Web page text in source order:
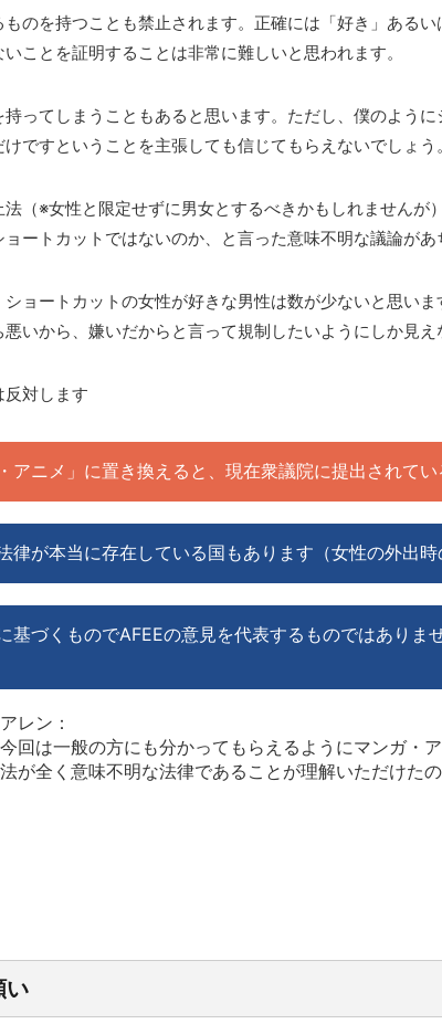
のを持つことも禁止されます。正確には「好き」ある
ことを証明することは非常に難しいと思われます。
ってしまうこともあると思います。ただし、僕のよう
ですということを主張しても信じてもらえないでしょう。
（※女性と限定せずに男女とするべきかもしれません
ートカットではないのか、と言った意味不明な議論があ
ョートカットの女性が好きな男性は数が少ないと思い
いから、嫌いだからと言って規制したいようにしか見え
対します
アニメ」に置き換えると、現在衆議院に提出されて
が本当に存在している国もあります（女性の外出時
づくものでAFEEの意見を代表するものではあり
アレン：
今回は一般の方にも分かってもらえるようにマンガ・
法が全く意味不明な法律であることが理解いただけたの
い